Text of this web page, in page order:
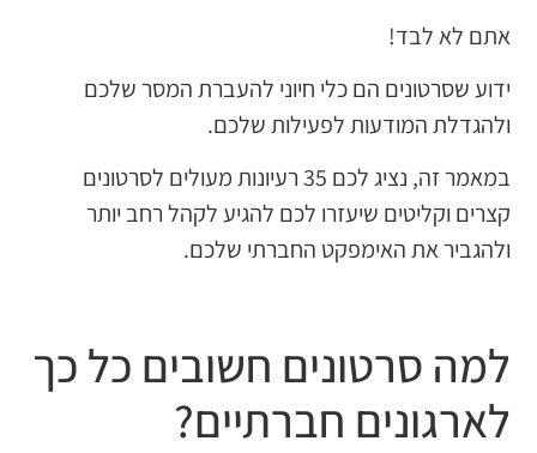
אתם לא לבד!
ידוע שסרטונים הם כלי חיוני להעברת המסר שלכם
ולהגדלת המודעות לפעילות שלכם.
במאמר זה, נציג לכם 35 רעיונות מעולים לסרטונים
קצרים וקליטים שיעזרו לכם להגיע לקהל רחב יותר
ולהגביר את האימפקט החברתי שלכם.
למה סרטונים חשובים כל כך
לארגונים חברתיים?